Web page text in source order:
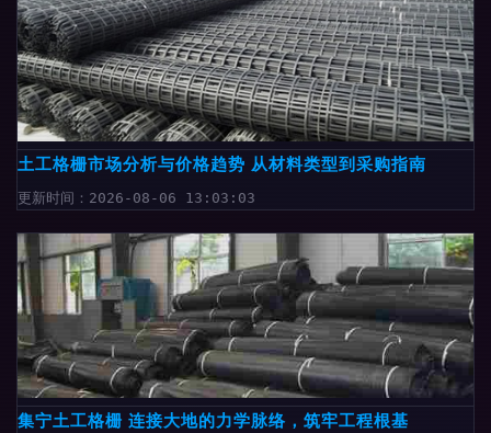
土工格栅市场分析与价格趋势 从材料类型到采购指南
更新时间：2026-08-06 13:03:03
集宁土工格栅 连接大地的力学脉络，筑牢工程根基